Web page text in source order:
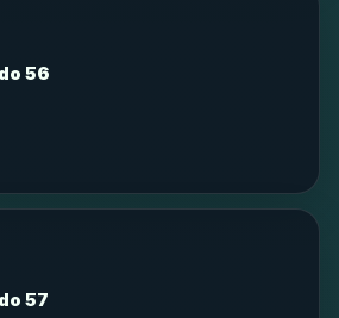
56
57